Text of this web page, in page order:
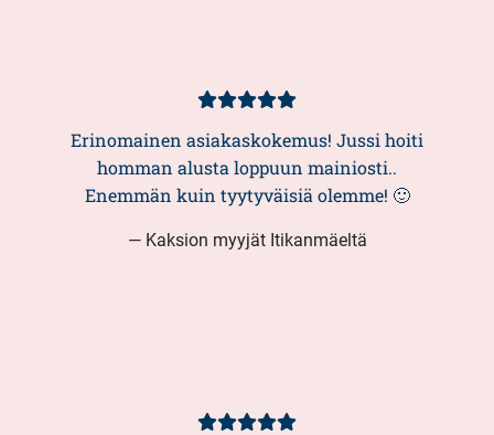
Kundbetyg
5/5
Erinomainen asiakaskokemus! Jussi hoiti
homman alusta loppuun mainiosti..
Enemmän kuin tyytyväisiä olemme! 🙂
— Kaksion myyjät Itikanmäeltä
Kundbetyg